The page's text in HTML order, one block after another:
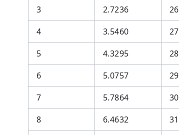
3
2.7236 26
4
3.5460 27
5
4.3295 28
6
5.0757 29
7
5.7864 30
8
6.4632 31